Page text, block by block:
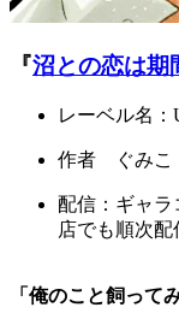
『沼との恋は期
レーベル名
作者 ぐみこ
配信：ギャ
店でも順次配
「俺のこと飼っ